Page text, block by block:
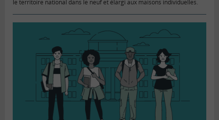
le territoire national dans le neuf et élargi aux maisons individuelles.